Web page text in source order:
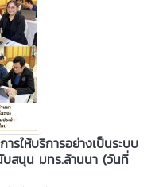
ให้บริการอย่างเป็นระบบ
สนุน มทร.ล้านนา (วันที่